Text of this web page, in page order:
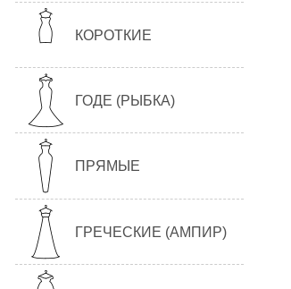
КОРОТКИЕ
ГОДЕ (РЫБКА)
ПРЯМЫЕ
ГРЕЧЕСКИЕ (АМПИР)